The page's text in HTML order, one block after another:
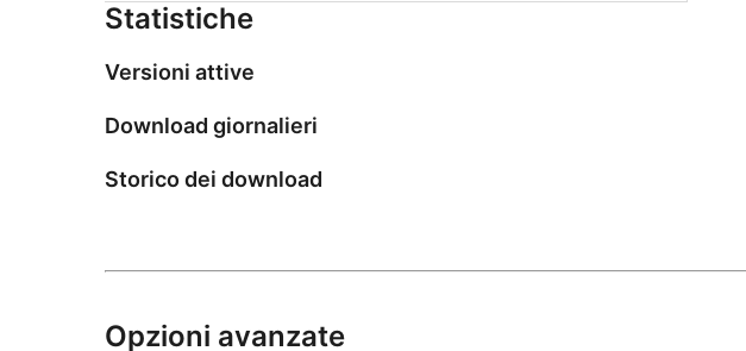
Statistiche
Versioni attive
Download giornalieri
Storico dei download
Opzioni avanzate